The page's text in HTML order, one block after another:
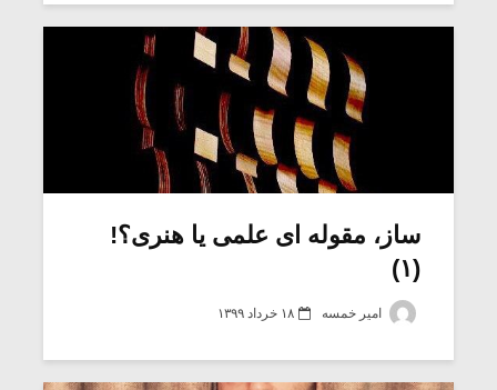
ساز، مقوله ای علمی یا هنری؟!
(۱)
امیر خمسه ۱۸ خرداد ۱۳۹۹